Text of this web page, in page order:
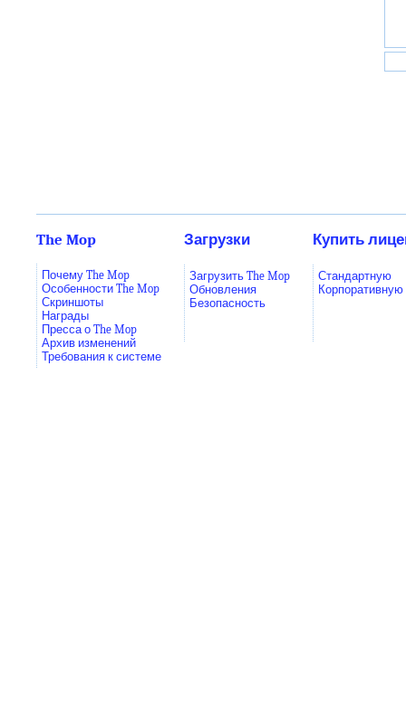
The Mop
Почему The Mop
Особенности The Mop
Скриншоты
Награды
Пресса о The Mop
Архив изменений
Требования к системе
Загрузки
Загрузить The Mop
Обновления
Безопасность
Купить
Стандартную
Корпоративную